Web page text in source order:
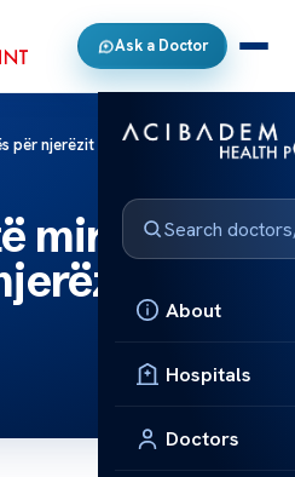
Ask a Doctor
About
Hospitals
Doctors
për njerëzit me artrit
mira të
me